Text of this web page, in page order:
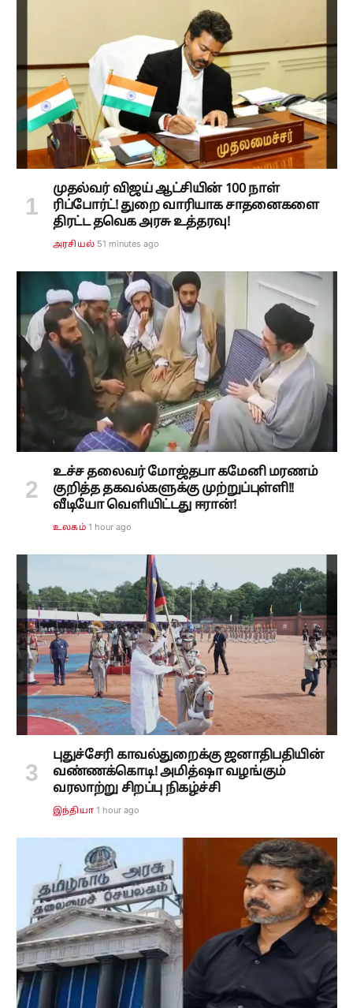
முதல்வர் விஜய் ஆட்சியின் 100 நாள்
ரிப்போர்ட்! துறை வாரியாக சாதனைகளை
திரட்ட தவெக அரசு உத்தரவு!
அரசியல் 51 minutes ago
உச்ச தலைவர் மோஜ்தபா கமேனி மரணம்
குறித்த தகவல்களுக்கு முற்றுப்புள்ளி!!
வீடியோ வெளியிட்டது ஈரான்!
உலகம் 1 hour ago
புதுச்சேரி காவல்துறைக்கு ஜனாதிபதியின்
வண்ணக்கொடி! அமித்ஷா வழங்கும்
வரலாற்று சிறப்பு நிகழ்ச்சி
இந்தியா 1 hour ago